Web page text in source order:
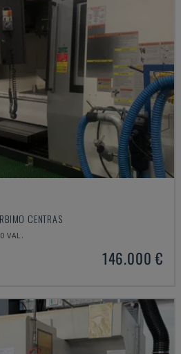
CENTRAS
VAL.
146.000 €